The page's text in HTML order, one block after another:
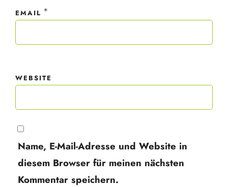
EMAIL *
WEBSITE
Name, E-Mail-Adresse und Website in
diesem Browser für meinen nächsten
Kommentar speichern.